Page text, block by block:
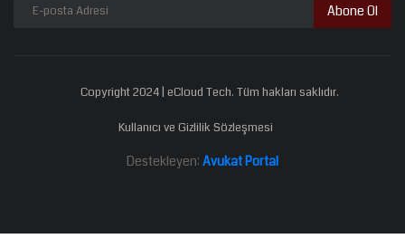
Abone Ol
Copyright 2024 | eCloud Tech. Tüm hakları saklıdır.
Kullanıcı ve Gizlilik Sözleşmesi
Destekleyen: Avukat Portal